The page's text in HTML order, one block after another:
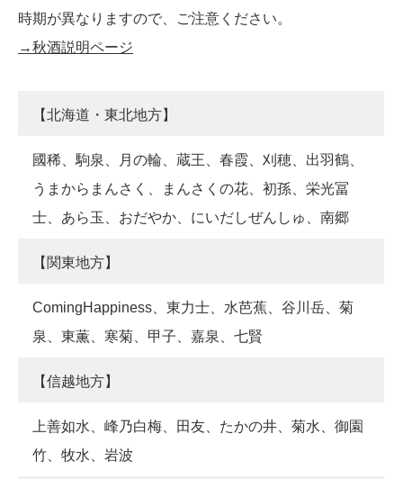
時期が異なりますので、ご注意ください。
→秋酒説明ページ
【北海道・東北地方】
國稀、駒泉、月の輪、蔵王、春霞、刈穂、出羽鶴、
うまからまんさく、まんさくの花、初孫、栄光冨
士、あら玉、おだやか、にいだしぜんしゅ、南郷
【関東地方】
ComingHappiness、東力士、水芭蕉、谷川岳、菊
泉、東薫、寒菊、甲子、嘉泉、七賢
【信越地方】
上善如水、峰乃白梅、田友、たかの井、菊水、御園
竹、牧水、岩波